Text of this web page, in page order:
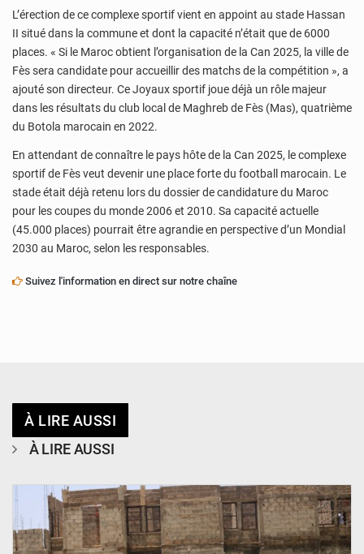
L’érection de ce complexe sportif vient en appoint au stade Hassan
II situé dans la commune et dont la capacité n’était que de 6000
places. « Si le Maroc obtient l’organisation de la Can 2025, la ville de
Fès sera candidate pour accueillir des matchs de la compétition », a
ajouté son directeur. Ce Joyaux sportif joue déjà un rôle majeur
dans les résultats du club local de Maghreb de Fès (Mas), quatrième
du Botola marocain en 2022.
En attendant de connaître le pays hôte de la Can 2025, le complexe
sportif de Fès veut devenir une place forte du football marocain. Le
stade était déjà retenu lors du dossier de candidature du Maroc
pour les coupes du monde 2006 et 2010. Sa capacité actuelle
(45.000 places) pourrait être agrandie en perspective d’un Mondial
2030 au Maroc, selon les responsables.
Suivez l'information en direct sur notre chaîne
À LIRE AUSSI
À LIRE AUSSI